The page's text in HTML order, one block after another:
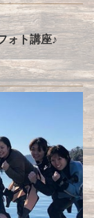
ォト講座♪